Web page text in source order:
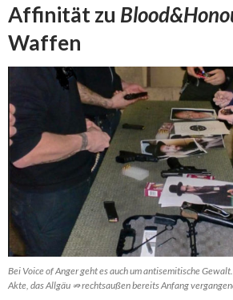
Affinität zu
Waffen
Bei Voice of Anger geht es auch um antisemitische
Akte, das Allgäu ⇏ rechtsaußen bereits Anfang